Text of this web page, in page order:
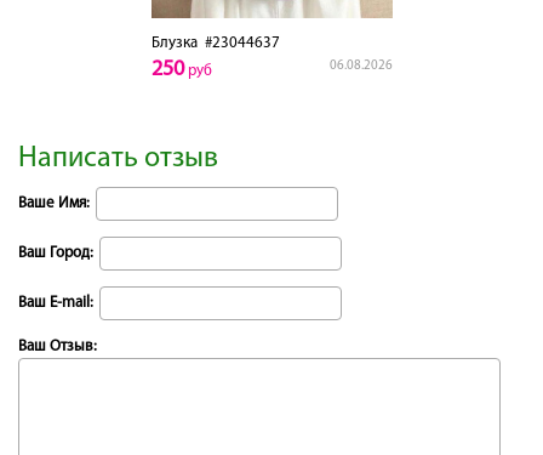
Блузка#23044637
06.08.2026
250руб
Написать отзыв
Ваше Имя:
Ваш Город:
Ваш E-mail:
Ваш Отзыв: